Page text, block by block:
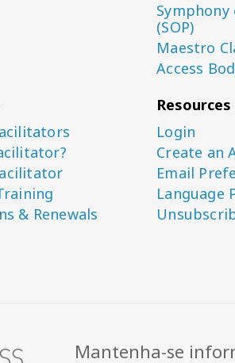
(SOP)
Maestro
Access
& Renewals
Resources
Login
Create an
Email
Language
Mantenha-se